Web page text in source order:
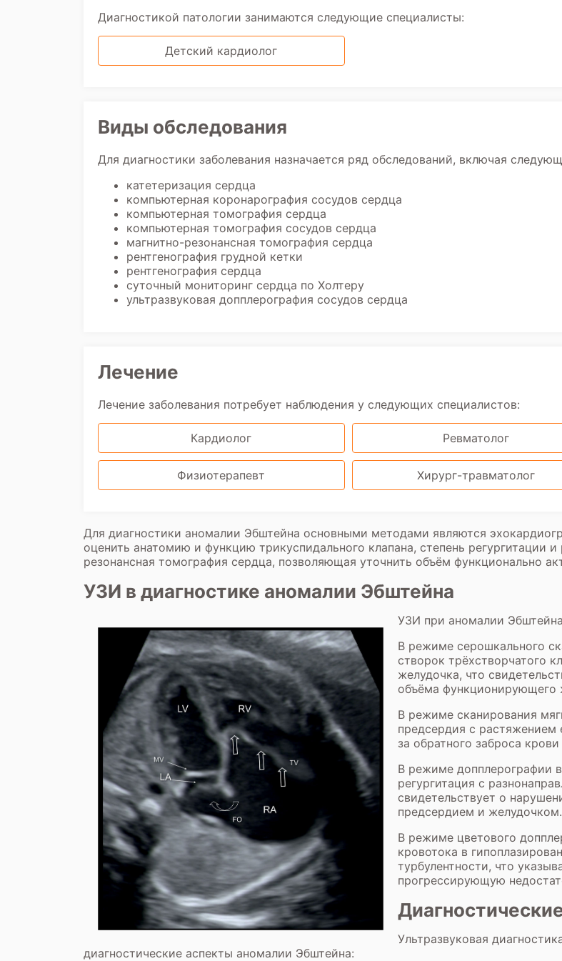
Диагностикой патологии занимаются следующие специалисты:
Детский кардиолог
Виды обследования
Для диагностики заболевания назначается ряд обследований, включая
катетеризация сердца
компьютерная коронарография сосудов сердца
компьютерная томография сердца
компьютерная томография сосудов сердца
магнитно-резонансная томография сердца
рентгенография грудной кетки
рентгенография сердца
суточный мониторинг сердца по Холтеру
ультразвуковая допплерография сосудов сердца
Лечение
Лечение заболевания потребует наблюдения у следующих специалистов:
Кардиолог Ревматолог
Физиотерапевт Хирург-травматолог
Для диагностики аномалии Эбштейна основными методами являются
оценить анатомию и функцию трикуспидального клапана, степень регургитации
резонансная томография сердца, позволяющая уточнить объём функционально
УЗИ в диагностике аномалии Эбштейна
УЗИ при аномалии
В режиме серошкального
створок трёхстворчатого
желудочка, что
объёма функционирующего
В режиме сканирования
предсердия с растяжением
за обратного заброса
В режиме допплерографии
регургитация с
свидетельствует о
предсердием и желудочком.
В режиме цветового
кровотока в
турбулентности, что
прогрессирующую
Ультразвуковая
диагностические аспекты аномалии Эбштейна: